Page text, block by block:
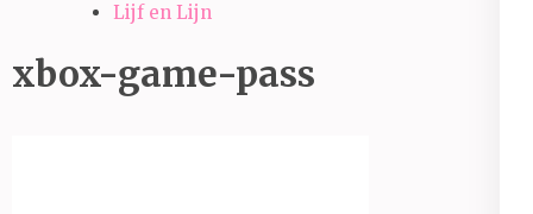
Lijf en Lijn
xbox-game-pass